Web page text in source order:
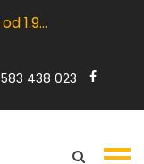
Výše školného v MŠ a ŠD od 1.9. 2026
438 023